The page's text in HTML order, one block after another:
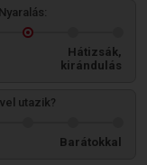
Nyaralás:
Hátizsák,
kirándulás
utazik?
Barátokkal